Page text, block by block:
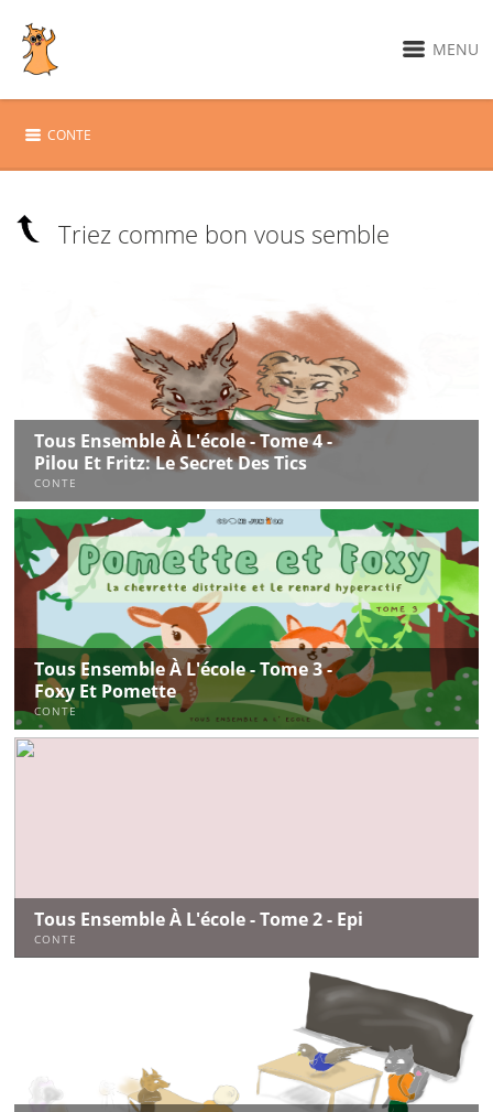
MENU
CONTE
Triez comme bon vous semble
Tous Ensemble À L'école - Tome 4 -
Pilou Et Fritz: Le Secret Des Tics
CONTE
Tous Ensemble À L'école - Tome 3 -
Foxy Et Pomette
CONTE
Tous Ensemble À L'école - Tome 2 - Epi
CONTE